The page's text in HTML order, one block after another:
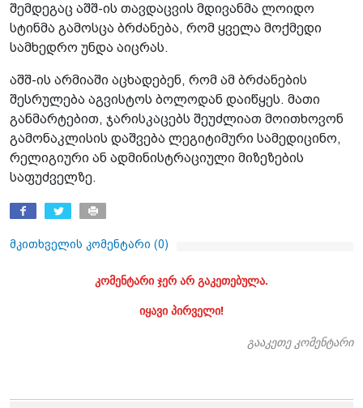
შემდეგაც აშშ-ის თავდაცვის მდივანმა ლოიდო
სტინმა გამოსცა ბრძანება, რომ ყველა მოქმედი
სამხედრო უნდა აიცრას.
აშშ-ის არმიაში აცხადებენ, რომ ამ ბრძანების
შესრულება აგვისტოს ბოლოდან დაიწყეს. მათი
განმარტებით, ჯარისკაცებს შეუძლიათ მოითხოვონ
გამონაკლისის დაშვება ლეგიტიმური სამედიცინო,
რელიგიური ან ადმინისტრაციული მიზეზების
საფუძველზე.
მკითხველის კომენტარი (0)
კომენტარი ჯერ არ გაკეთებულა.
იყავი პირველი!
გააკეთე კომენტარი